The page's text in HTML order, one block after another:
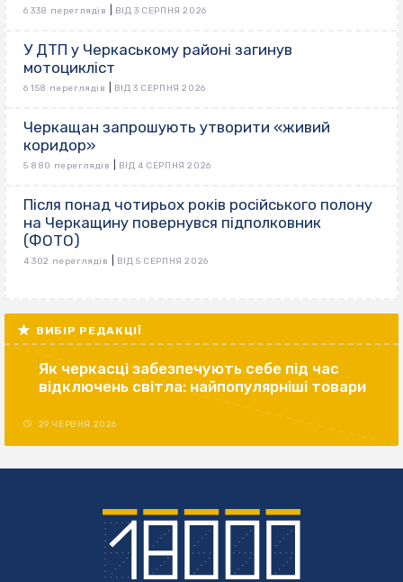
6 338 переглядів ВІД 3 СЕРПНЯ 2026
У ДТП у Черкаському районі загинув
мотоцикліст
6 158 переглядів ВІД 3 СЕРПНЯ 2026
Черкащан запрошують утворити «живий
коридор»
5 880 переглядів ВІД 4 СЕРПНЯ 2026
Після понад чотирьох років російського полону
на Черкащину повернувся підполковник
(ФОТО)
4 302 переглядів ВІД 5 СЕРПНЯ 2026
ВИБІР РЕДАКЦІЇ
Як черкасці забезпечують себе під час
відключень світла: найпопулярніші товари
29 ЧЕРВНЯ 2026